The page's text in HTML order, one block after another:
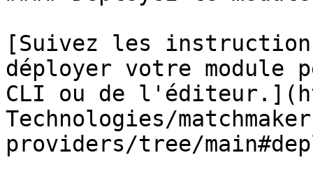
[Suivez les
déployer votre
CLI ou de
Technologies/
providers/tree/